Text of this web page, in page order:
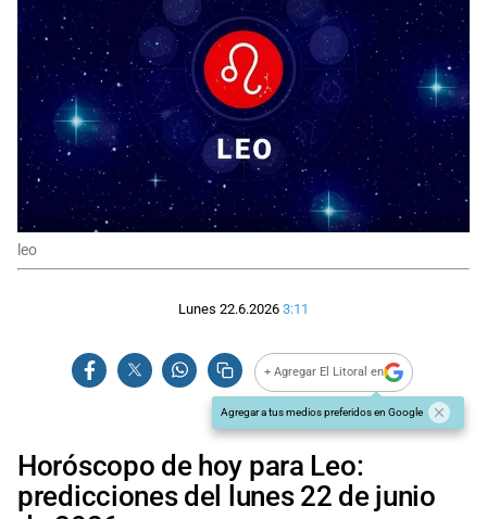
leo
Lunes 22.6.2026 3:11
+ Agregar El Litoral en
Agregar a tus medios preferidos en Google
Horóscopo de hoy para Leo:
predicciones del lunes 22 de junio